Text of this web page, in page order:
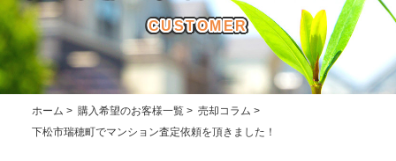
CUSTOMER
ホーム > 購入希望のお客様一覧 > 売却コラム >
下松市瑞穂町でマンション査定依頼を頂きました！